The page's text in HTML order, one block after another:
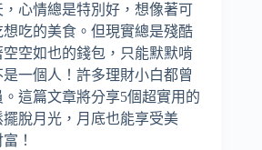
心情總是特別好，想像著可
吃的美食。但現實總是殘酷
空如也的錢包，只能默默啃
一個人！許多理財小白都曾
這篇文章將分享5個超實用的
脫月光，月底也能享受美
！